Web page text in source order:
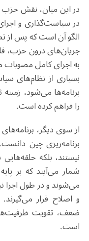
در این میان، نقش حزب
در سیاست‌گذاری و
الگو آن است که پس
جریان‌های درون حزب،
به اجرای کامل مصوبات
بسیاری از نظام‌های
برنامه‌ها می‌شود،
را فراهم کرده است.
از سوی دیگر،
برنامه‌ریزی چین
نیستند، بلکه
شمار می‌آیند که بر
می‌شوند و در طول اجرا
و اصلاح قرار
ضعف، تقویت
است.